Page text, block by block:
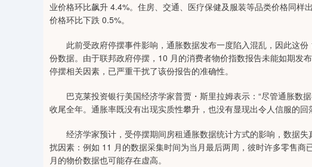
业价格环比飙升 4.4%。住房、交通、医疗保健及服装等品类价格同样
价格环比下跌 0.5%。
此前受政府停摆事件影响，通胀数据发布一度陷入混乱，因此这份
份数据。由于联邦政府停摆，10 月的消费者物价指数报告未能如期发
停摆相关因素，已严重干扰了该份报告的准确性。
巴克莱投资银行美国经济学家普贾・斯里拉姆表示：“尽管通胀数
收尾全年。通胀率既没有出现实质性攀升，也没有显现出令人信服的回
经济学家预计，受停摆期间房租通胀数据统计方式的影响，数据失
扰因素：例如 11 月的数据采集时间为当月最后两周，彼时许多零售
月的物价数据也可能存在虚高。